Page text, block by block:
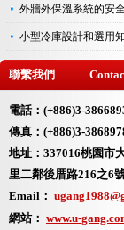
外牆外保溫系統的安全
小型冷庫設計和選用
聯繫我們
電話：(+886)3-
傳真：(+886)3-
地址： 337016桃園市
里二鄰後厝路216之6
Email：
網站： www.u-